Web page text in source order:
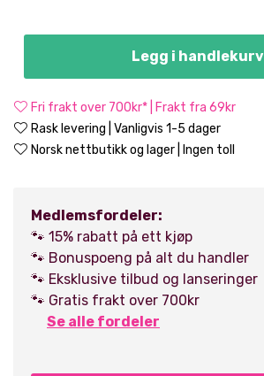
Legg i handlekurv
Fri frakt over 700kr* | Frakt fra 69kr
Rask levering | Vanligvis 1-5 dager
Norsk nettbutikk og lager | Ingen toll
Medlemsfordeler:
🐾 15% rabatt på ett kjøp
🐾 Bonuspoeng på alt du handler
🐾 Eksklusive tilbud og lanseringer
🐾 Gratis frakt over 700kr
Se alle fordeler